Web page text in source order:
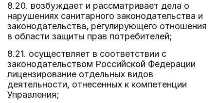
8.20. возбуждает и рассматривает дела о
нарушениях санитарного законодательства и
законодательства, регулирующего отношения
в области защиты прав потребителей;
8.21. осуществляет в соответствии с
законодательством Российской Федерации
лицензирование отдельных видов
деятельности, отнесенных к компетенции
Управления;